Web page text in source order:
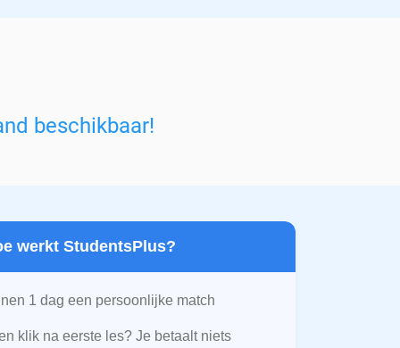
beschikbaar!
werkt StudentsPlus?
1 dag een persoonlijke match
klik na eerste les? Je betaalt niets